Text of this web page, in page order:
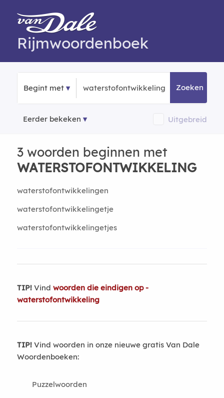
Rijmwoordenboek
Begint met Zoeken
Eerder bekeken Uitgebreid
3 woorden beginnen met
WATERSTOFONTWIKKELING
waterstofontwikkelingen
waterstofontwikkelingetje
waterstofontwikkelingetjes
TIP!Vind woorden die eindigen op -
waterstofontwikkeling
TIP!Vind woorden in onze nieuwe gratis Van Dale
Woordenboeken:
Puzzelwoorden